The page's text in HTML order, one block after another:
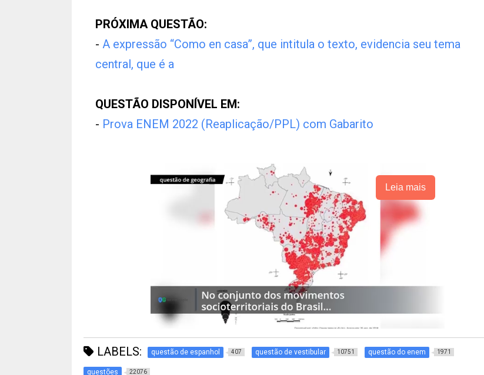
PRÓXIMA QUESTÃO:
- A expressão “Como en casa”, que intitula o texto, evidencia seu tema
central, que é a
QUESTÃO DISPONÍVEL EM:
- Prova ENEM 2022 (Reaplicação/PPL) com Gabarito
Leia mais
LABELS: questão de espanhol 407 questão de vestibular 10751 questão do enem 1971
questões 22076